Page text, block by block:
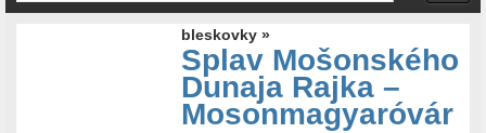
bleskovky »
Splav Mošonského
Dunaja Rajka –
Mosonmagyaróvár